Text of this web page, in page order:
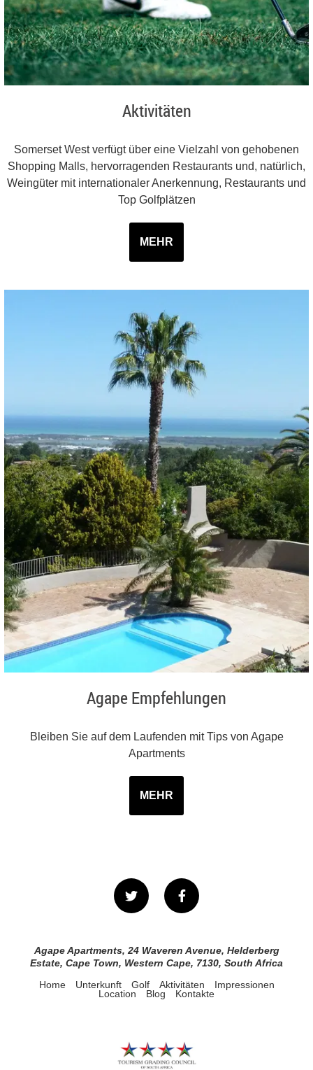
Aktivitäten
Somerset West verfügt über eine Vielzahl von gehobenen
Shopping Malls, hervorragenden Restaurants und, natürlich,
Weingüter mit internationaler Anerkennung, Restaurants und
Top Golfplätzen
MEHR
Agape Empfehlungen
Bleiben Sie auf dem Laufenden mit Tips von Agape
Apartments
MEHR
Agape Apartments, 24 Waveren Avenue, Helderberg
Estate, Cape Town, Western Cape, 7130, South Africa
Home Unterkunft Golf Aktivitäten
Impressionen
Location
Blog Kontakte